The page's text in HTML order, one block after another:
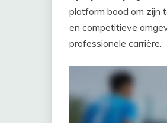
platform bood om zijn
en competitieve
professionele carrière.